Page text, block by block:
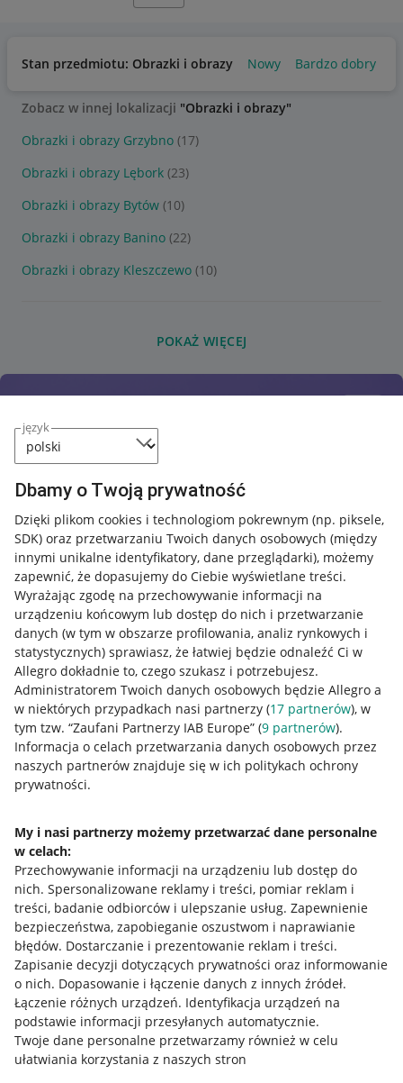
język
Dbamy o Twoją prywatność
Dzięki plikom cookies i technologiom pokrewnym (np. piksele,
SDK) oraz przetwarzaniu Twoich danych osobowych (między
innymi unikalne identyfikatory, dane przeglądarki), możemy
zapewnić, że dopasujemy do Ciebie wyświetlane treści.
Wyrażając zgodę na przechowywanie informacji na
urządzeniu końcowym lub dostęp do nich i przetwarzanie
danych (w tym w obszarze profilowania, analiz rynkowych i
statystycznych) sprawiasz, że łatwiej będzie odnaleźć Ci w
Allegro dokładnie to, czego szukasz i potrzebujesz.
Administratorem Twoich danych osobowych będzie Allegro a
w niektórych przypadkach nasi partnerzy (17 partnerów), w
tym tzw. “Zaufani Partnerzy IAB Europe” (9 partnerów).
Informacja o celach przetwarzania danych osobowych przez
naszych partnerów znajduje się w ich politykach ochrony
prywatności.
My i nasi partnerzy możemy przetwarzać dane personalne
w celach:
Przechowywanie informacji na urządzeniu lub dostęp do
nich. Spersonalizowane reklamy i treści, pomiar reklam i
treści, badanie odbiorców i ulepszanie usług. Zapewnienie
bezpieczeństwa, zapobieganie oszustwom i naprawianie
błędów. Dostarczanie i prezentowanie reklam i treści.
Zapisanie decyzji dotyczących prywatności oraz informowanie
o nich. Dopasowanie i łączenie danych z innych źródeł.
Łączenie różnych urządzeń. Identyfikacja urządzeń na
podstawie informacji przesyłanych automatycznie.
Twoje dane personalne przetwarzamy również w celu
ułatwiania korzystania z naszych stron
Stan przedmiotu: Obrazki i obrazy Nowy Bardzo dobry
Zobacz w innej lokalizacji "Obrazki i obrazy"
Obrazki i obrazy Grzybno (17)
Obrazki i obrazy Lębork (23)
Obrazki i obrazy Bytów (10)
Obrazki i obrazy Banino (22)
Obrazki i obrazy Kleszczewo (10)
POKAŻ WIĘCEJ
Przydatne informacje
Jak to działa
Allegro Gadane dla sprzedających
Allegro Gadane dla kupujących
Mapa miejscowości
Informacje prawne
Regulamin
Polityka plików "cookies"
Ustawienia plików "cookies"